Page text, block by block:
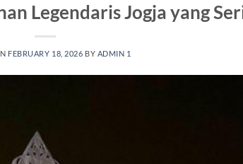
Legendaris Jogja yang
FEBRUARY 18, 2026 BY ADMIN 1